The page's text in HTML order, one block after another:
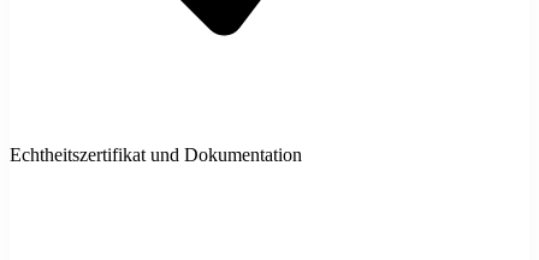
Echtheitszertifikat und Dokumentation